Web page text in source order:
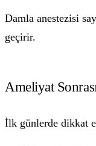
Damla anestezisi
geçirir.
Ameliyat
İlk günlerde dikkat